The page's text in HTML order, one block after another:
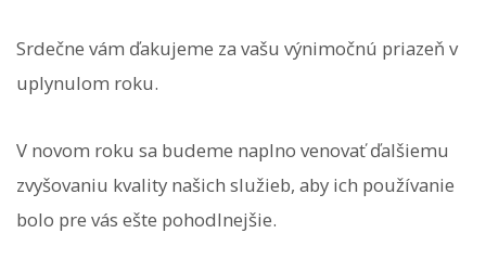
Srdečne vám ďakujeme za vašu výnimočnú priazeň v
uplynulom roku.
V novom roku sa budeme naplno venovať ďalšiemu
zvyšovaniu kvality našich služieb, aby ich používanie
bolo pre vás ešte pohodlnejšie.